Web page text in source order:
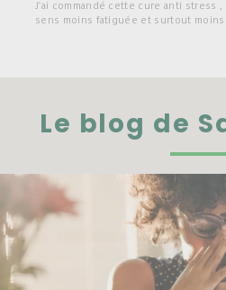
J'ai commandé cette cure anti stress
sens moins fatiguée et surtout
Le blog de